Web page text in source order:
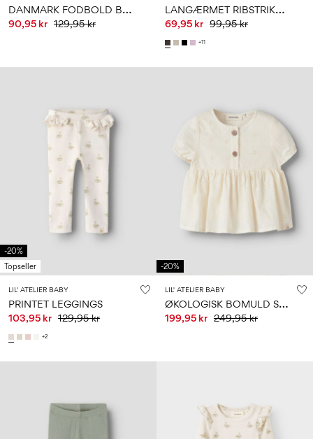
D
ANMARK FODBOLD BUKSEDRAGT
90,95 kr 129,95 kr
L
ANGÆRMET RIBSTRIKKET BODYSTOCKING
69,95 kr 99,95 kr
+11
-20%
Topseller
LIL' ATELIER BABY
PRINTET LEGGINGS
103,95 kr 129,95 kr
+2
-20%
LIL' ATELIER BABY
Ø
KOLOGISK BOMULD SKJORTE
199,95 kr 249,95 kr